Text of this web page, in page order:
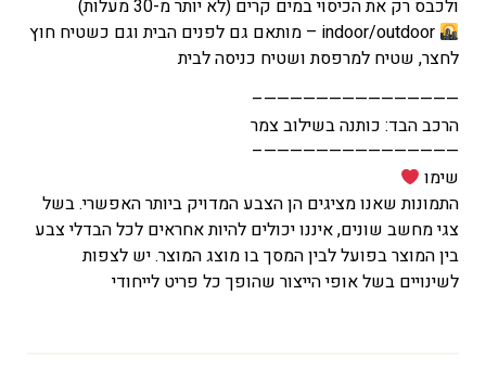
ולכבס רק את הכיסוי במים קרים (לא יותר מ-30 מעלות)
indoor/outdoor – מותאם גם לפנים הבית וגם כשטיח חוץ
לחצר, שטיח למרפסת ושטיח כניסה לבית
———————————————–
הרכב הבד: כותנה בשילוב צמר
———————————————–
שימו
התמונות שאנו מציגים הן הצבע המדויק ביותר האפשרי. בשל
צגי מחשב שונים, איננו יכולים להיות אחראים לכל הבדלי צבע
בין המוצר בפועל לבין המסך בו מוצג המוצר. יש לצפות
לשינויים בשל אופי הייצור שהופך כל פריט לייחודי